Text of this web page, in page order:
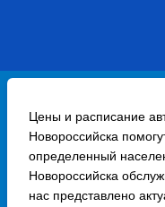
Цены и расписание
Новороссийска
определенный
Новороссийска
нас представлено